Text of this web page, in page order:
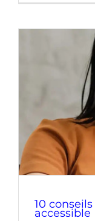
10
accessible